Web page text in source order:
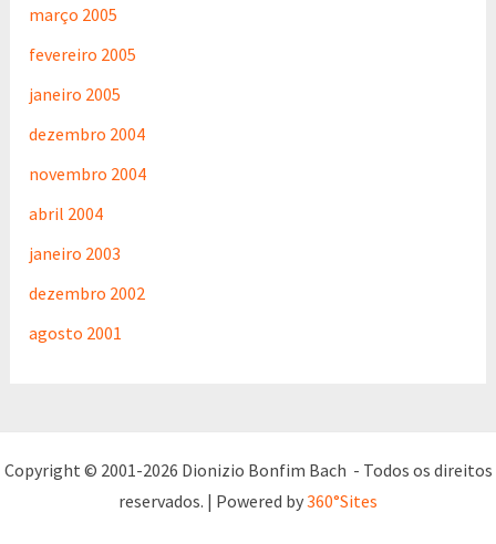
março 2005
fevereiro 2005
janeiro 2005
dezembro 2004
novembro 2004
abril 2004
janeiro 2003
dezembro 2002
agosto 2001
Copyright © 2001-2026 Dionizio Bonfim Bach - Todos os direitos
reservados. | Powered by360°Sites